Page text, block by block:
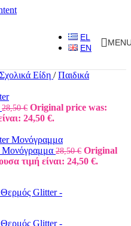
EL
EN
Σχολικά Είδη / Παιδικά
28,50€ Original price was:
24,50 €.
Μονόγραμμα 28,50€ Original
τιμή είναι: 24,50 €.